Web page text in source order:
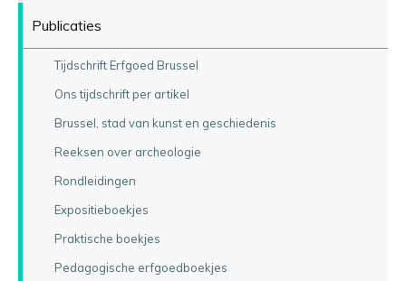
Publicaties
Tijdschrift Erfgoed Brussel
Ons tijdschrift per artikel
Brussel, stad van kunst en geschiedenis
Reeksen over archeologie
Rondleidingen
Expositieboekjes
Praktische boekjes
Pedagogische erfgoedboekjes